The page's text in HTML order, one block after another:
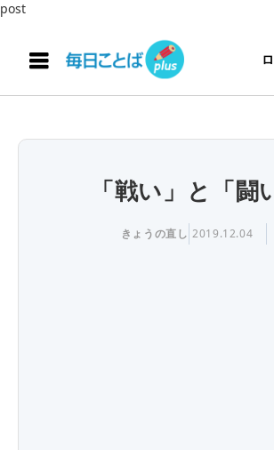
post
「戦い」と「闘
きょうの直し 2019.12.04